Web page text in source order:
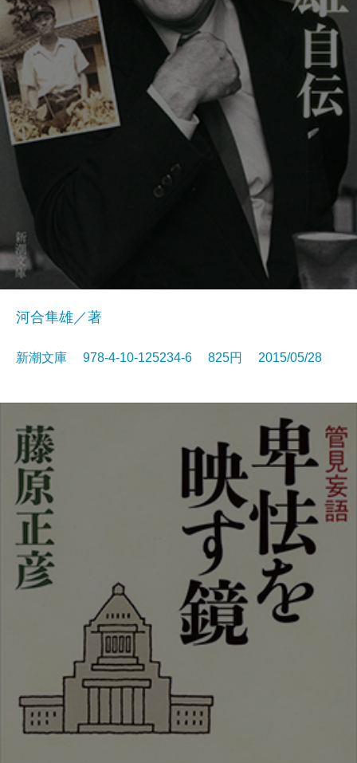
河合隼雄／著
新潮文庫 978-4-10-125234-6 825円 2015/05/28